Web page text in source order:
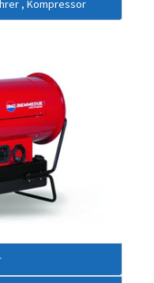
, Kompressor